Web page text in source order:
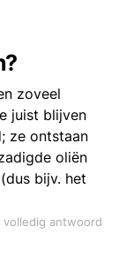
zoveel
juist blijven
ze ontstaan
oliën
bijv. het
volledig antwoord